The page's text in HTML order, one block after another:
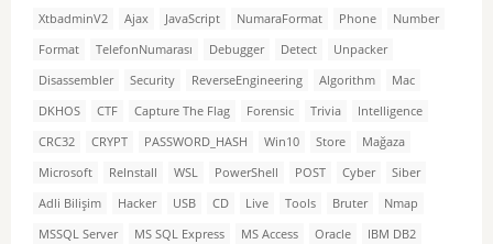
XtbadminV2
Ajax JavaScript NumaraFormat Phone
Number
Format
TelefonNumarası Debugger Detect
Unpacker
Disassembler
Security ReverseEngineering Algorithm
Mac
DKHOS
CTF Capture The Flag Forensic Trivia
Intelligence
CRC32
CRYPT PASSWORD_HASH Win10 Store
Mağaza
Microsoft
ReInstall WSL PowerShell POST Cyber
Siber
Adli Bilişim
Hacker USB CD Live Tools Bruter
Nmap
MSSQL Server
MS SQL Express MS Access Oracle
IBM DB2